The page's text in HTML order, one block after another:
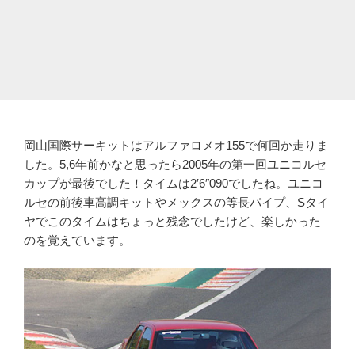
岡山国際サーキットはアルファロメオ155で何回か走りま
した。5,6年前かなと思ったら2005年の第一回ユニコルセ
カップが最後でした！タイムは2′6″090でしたね。ユニコ
ルセの前後車高調キットやメックスの等長パイプ、Sタイ
ヤでこのタイムはちょっと残念でしたけど、楽しかった
のを覚えています。